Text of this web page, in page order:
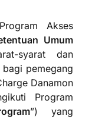
Akses
Umum
syarat dan
pemegang
Danamon
Program
”) yang